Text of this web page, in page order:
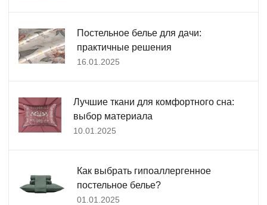
Постельное белье для дачи:
практичные решения
16.01.2025
Лучшие ткани для комфортного сна:
выбор материала
10.01.2025
Как выбрать гипоаллергенное
постельное белье?
01.01.2025